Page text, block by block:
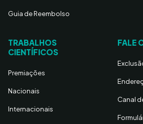
Guia de Reembolso
TRABALHOS
CIENTÍFICOS
Premiações
Nacionais
Internacionais
FALE
Canal